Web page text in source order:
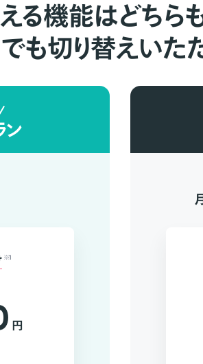
る機能はどちらも
も切り替えいた
ン
※1
円